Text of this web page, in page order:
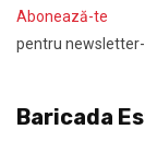
Abonează-te
pentru
Baricada